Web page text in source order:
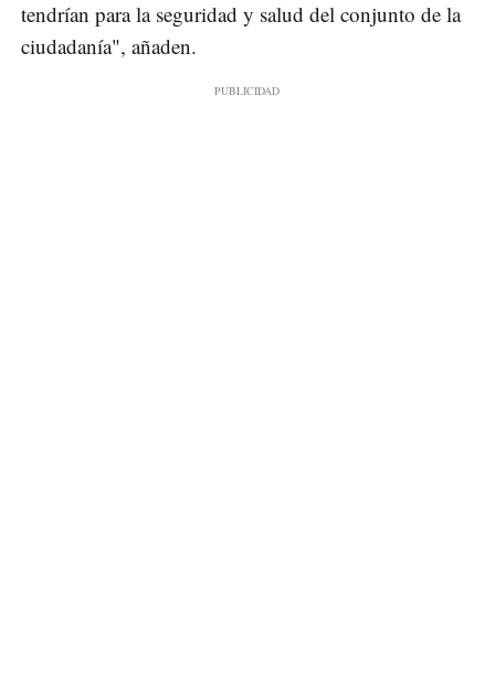
tendrían para la seguridad y salud del conjunto de la
ciudadanía", añaden.